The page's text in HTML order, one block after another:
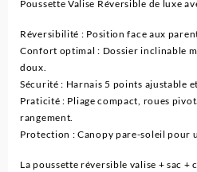
Poussette Valise Réversible de luxe
Réversibilité : Position face aux
Confort optimal : Dossier inclinable
doux.
Sécurité : Harnais 5 points ajustable
Praticité : Pliage compact, roues
rangement.
Protection : Canopy pare-soleil pour
La poussette réversible valise + sac +